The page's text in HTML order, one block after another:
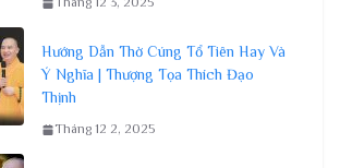
Hướng Dẫn Thờ Cúng Tổ Tiên Hay Và
Ý Nghĩa | Thượng Tọa Thích Đạo
Thịnh
Tháng 12 2, 2025